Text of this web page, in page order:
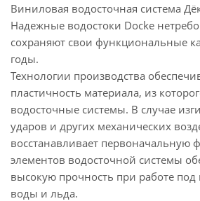
Виниловая водосточная система
Надежные водостоки Docke
сохраняют свои функциональные
годы.
Технологии производства
пластичность материала, из
водосточные системы. В случае
ударов и других механических
восстанавливает первоначальную
элементов водосточной системы
высокую прочность при работе под
воды и льда.